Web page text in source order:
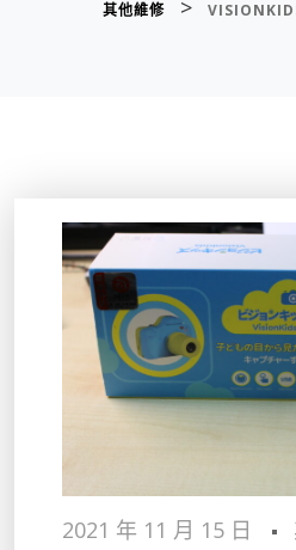
其他維修 >
2021 年 11 月 15 日